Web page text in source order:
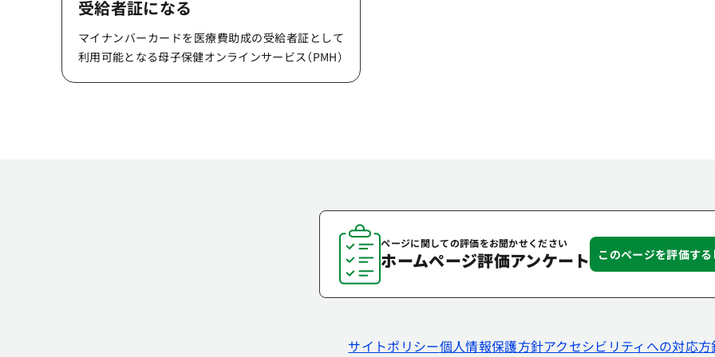
受給者証になる
マイナンバーカードを医療費助成の受給者証として
利用可能となる母子保健オンラインサービス（PMH）
ページに関しての評価をお聞かせください
ホームページ評価アンケート このページを評価する
サイトポリシー個人情報保護方針アクセシビリティへの対応方